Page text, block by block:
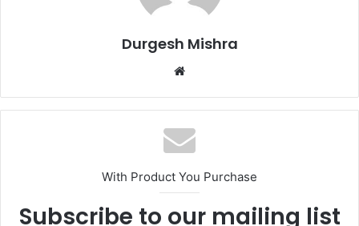
Durgesh Mishra
Website
With Product You Purchase
Subscribe to our mailing list